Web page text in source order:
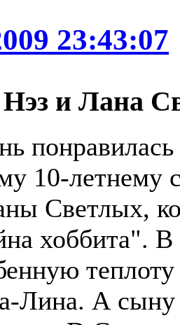
23:43:07
и Лана
10-летнему
Светлых,
хоббита".
Лина. А сыну